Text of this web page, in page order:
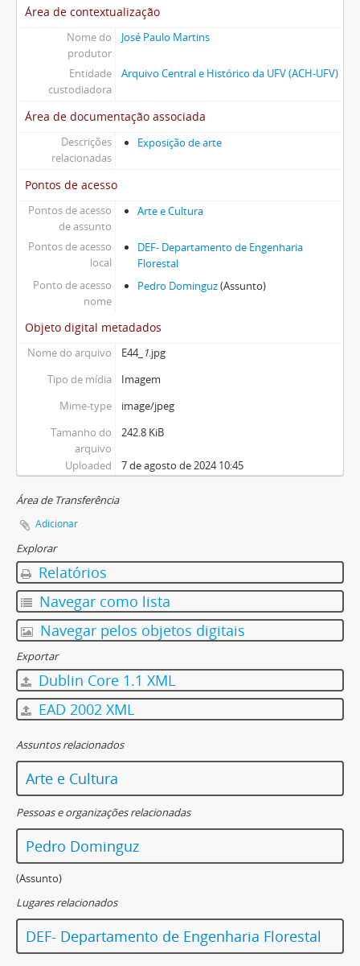
Área de contextualização
Nome do
produtor
José Paulo Martins
Entidade
custodiadora
Arquivo Central e Histórico da UFV (ACH-UFV)
Área de documentação associada
Descrições
relacionadas
Exposição de arte
Pontos de acesso
Pontos de acesso
de assunto
Arte e Cultura
Pontos de acesso
local
DEF- Departamento de Engenharia
Florestal
Ponto de acesso
nome
Pedro Dominguz(Assunto)
Objeto digital metadados
Nome do arquivo E44_ 1.jpg
Tipo de mídia
Imagem
Mime-type
image/jpeg
Tamanho do
arquivo
242.8 KiB
Uploaded 7 de agosto de 2024 10:45
Área de Transferência
Adicionar
Explorar
Relatórios
Navegar como lista
Navegar pelos objetos digitais
Exportar
Dublin Core 1.1 XML
EAD 2002 XML
Assuntos relacionados
Arte e Cultura
Pessoas e organizações relacionadas
Pedro Dominguz
(Assunto)
Lugares relacionados
DEF- Departamento de Engenharia Florestal